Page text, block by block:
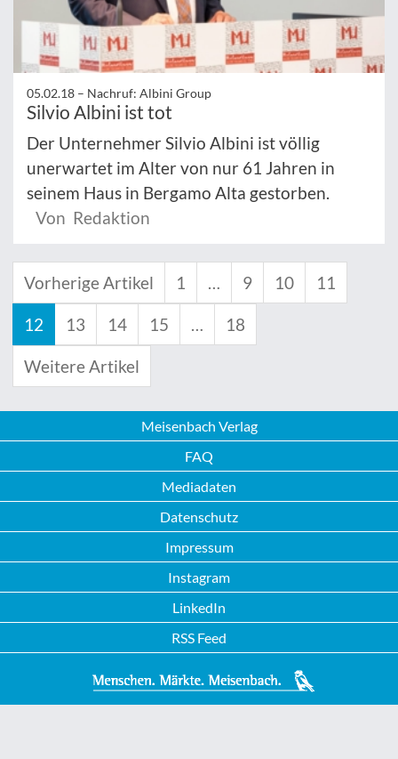
05.02.18 – Nachruf: Albini Group
Silvio Albini ist tot
Der Unternehmer Silvio Albini ist völlig
unerwartet im Alter von nur 61 Jahren in
seinem Haus in Bergamo Alta gestorben.
Von Redaktion
Vorherige Artikel 1 … 9 10 11
12 13 14 15 … 18
Weitere Artikel
Meisenbach Verlag
FAQ
Mediadaten
Datenschutz
Impressum
Instagram
LinkedIn
RSS Feed